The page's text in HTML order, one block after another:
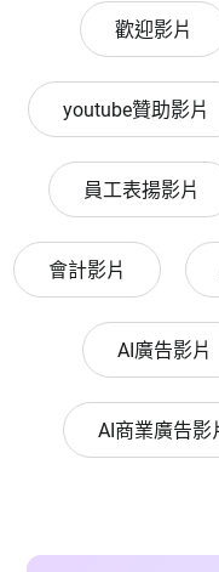
歡迎影片
youtube贊助影片
員工表揚影片
會計影片
AI廣告影片
AI商業廣告影